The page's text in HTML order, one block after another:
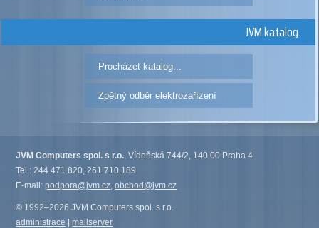
JVM katalog
Procházet katalog...
Zpětný odběr elektrozařízení
JVM Computers spol. s r.o., Vídeňská 744/2, 140 00 Praha 4
Tel.: 244 471 820, 261 710 189
E-mail:podpora@jvm.cz,obchod@jvm.cz
© 1992–2026 JVM Computers spol. s r.o.
administrace |mailserver